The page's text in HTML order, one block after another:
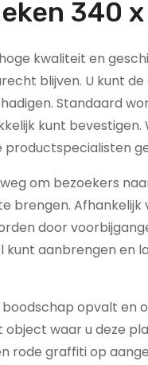
340
kwaliteit en
blijven. U kunt
Standaard
kunt
om bezoekers
brengen.
door
kunt aanbrengen
opvalt en
waar u deze
rode graffiti op